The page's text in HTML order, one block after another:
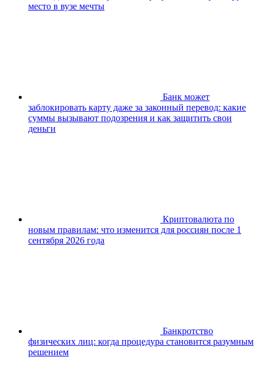
место в вузе мечты
Банк может
заблокировать карту даже за законный перевод: какие
суммы вызывают подозрения и как защитить свои
деньги
Криптовалюта по
новым правилам: что изменится для россиян после 1
сентября 2026 года
Банкротство
физических лиц: когда процедура становится разумным
решением